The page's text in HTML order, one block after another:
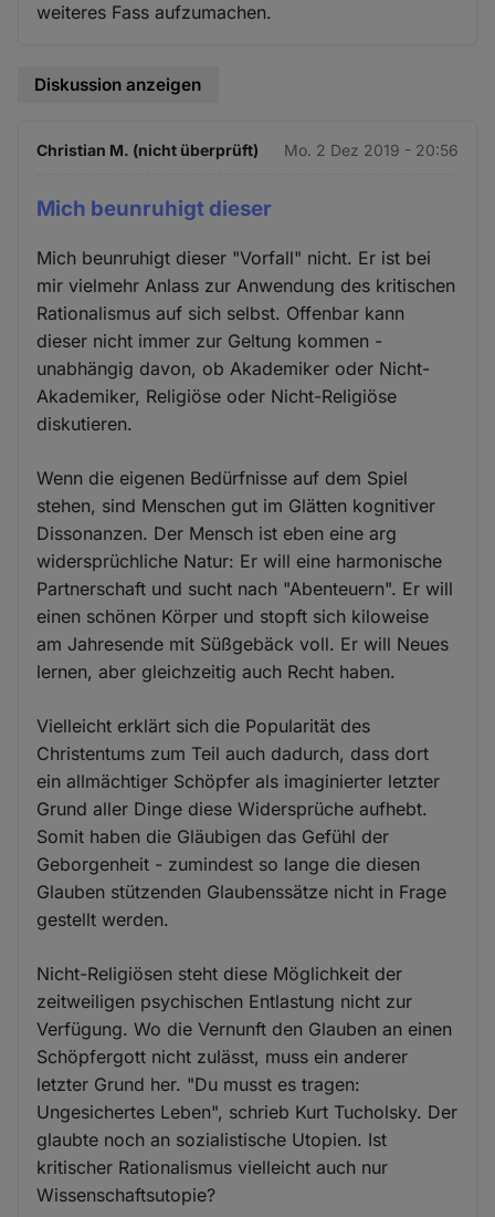
weiteres Fass aufzumachen.
Diskussion anzeigen
Christian M. (nicht überprüft) Mo. 2 Dez 2019 - 20:56
Mich beunruhigt dieser
Mich beunruhigt dieser "Vorfall" nicht. Er ist bei
mir vielmehr Anlass zur Anwendung des kritischen
Rationalismus auf sich selbst. Offenbar kann
dieser nicht immer zur Geltung kommen -
unabhängig davon, ob Akademiker oder Nicht-
Akademiker, Religiöse oder Nicht-Religiöse
diskutieren.
Wenn die eigenen Bedürfnisse auf dem Spiel
stehen, sind Menschen gut im Glätten kognitiver
Dissonanzen. Der Mensch ist eben eine arg
widersprüchliche Natur: Er will eine harmonische
Partnerschaft und sucht nach "Abenteuern". Er will
einen schönen Körper und stopft sich kiloweise
am Jahresende mit Süßgebäck voll. Er will Neues
lernen, aber gleichzeitig auch Recht haben.
Vielleicht erklärt sich die Popularität des
Christentums zum Teil auch dadurch, dass dort
ein allmächtiger Schöpfer als imaginierter letzter
Grund aller Dinge diese Widersprüche aufhebt.
Somit haben die Gläubigen das Gefühl der
Geborgenheit - zumindest so lange die diesen
Glauben stützenden Glaubenssätze nicht in Frage
gestellt werden.
Nicht-Religiösen steht diese Möglichkeit der
zeitweiligen psychischen Entlastung nicht zur
Verfügung. Wo die Vernunft den Glauben an einen
Schöpfergott nicht zulässt, muss ein anderer
letzter Grund her. "Du musst es tragen:
Ungesichertes Leben", schrieb Kurt Tucholsky. Der
glaubte noch an sozialistische Utopien. Ist
kritischer Rationalismus vielleicht auch nur
Wissenschaftsutopie?